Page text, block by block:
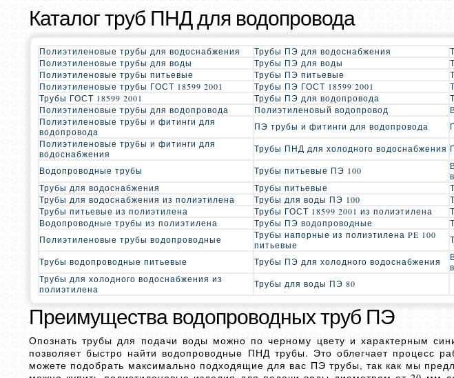
Каталог труб ПНД для водопровода
Полиэтиленовые трубы для водоснабжения Трубы ПЭ для водоснабжения
Полиэтиленовые трубы для воды
Трубы ПЭ для воды
Полиэтиленовые трубы питьевые
Трубы ПЭ питьевые
Полиэтиленовые трубы ГОСТ 18599 2001
Трубы ПЭ ГОСТ 18599 2001
Трубы ГОСТ 18599 2001
Трубы ПЭ для водопровода
Полиэтиленовые трубы для водопровода
Полиэтиленовый водопровод
Полиэтиленовые трубы и фитинги для
водопровода
ПЭ трубы и фитинги для водопровода
Полиэтиленовые трубы и фитинги для
водоснабжения
Трубы ПНД для холодного водоснабжения
Водопроводные трубы
Трубы питьевые ПЭ 100
Трубы для водоснабжения
Трубы питьевые
Трубы для водоснабжения из полиэтилена
Трубы для воды ПЭ 100
Трубы питьевые из полиэтилена
Трубы ГОСТ 18599 2001 из полиэтилена
Водопроводные трубы из полиэтилена
Трубы ПЭ водопроводные
Полиэтиленовые трубы водопроводные
Трубы напорные из полиэтилена PE 100
питьевые
Трубы водопроводные питьевые
Трубы ПЭ для холодного водоснабжения
Трубы для холодного водоснабжения из
полиэтилена
Трубы для воды ПЭ 80
Преимущества водопроводных труб ПЭ
Опознать трубы для подачи воды можно по черному цвету и характерным
позволяет быстро найти водопроводные ПНД трубы. Это облегчает процесс
можете подобрать максимально подходящие для вас ПЭ трубы, так как мы